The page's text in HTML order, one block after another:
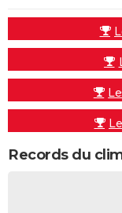
Records du